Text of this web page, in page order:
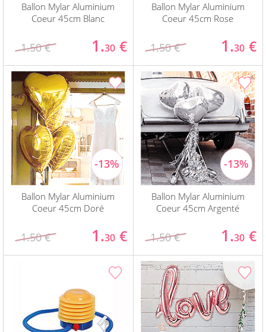
Ballon Mylar Aluminium
Coeur 45cm Blanc
1.50 € 1.30 €
Ballon Mylar Aluminium
Coeur 45cm Rose
1.50 € 1.30 €
Ballon Mylar Aluminium
Coeur 45cm Doré
1.50 € 1.30 €
Ballon Mylar Aluminium
Coeur 45cm Argenté
1.50 € 1.30 €